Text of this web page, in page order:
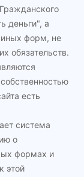
деньги", а
иных форм, не
обязательств.
есть
система
о
формах и
этой